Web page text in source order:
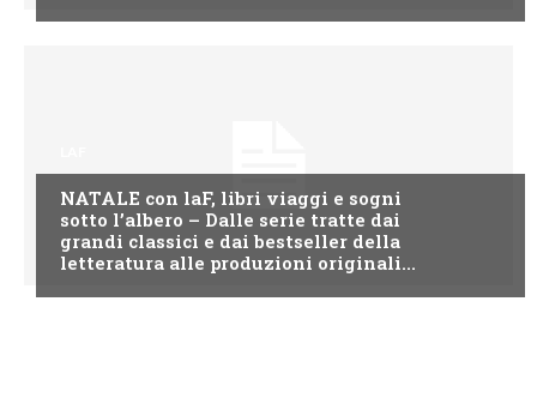
NATALE con laF, libri viaggi e sogni
sotto l’albero – Dalle serie tratte dai
grandi classici e dai bestseller della
letteratura alle produzioni originali...